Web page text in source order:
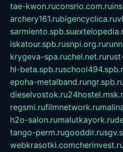
tae-kwon.ruconsrio.com.ru
archery161.rubigencyclica.ru
sarmiento.spb.su
iskatour.spb.rusnpi.org.ru
krygeva-spa.ruchel.net.ru
hl-beta.spb.ru
epoha-metalband.ru
dieselvostok.ru
regsmi.rufilmnetwork.ru
h2o-salon.rumalutkayork.ru
tango-perm.rugooddir.ru
webkrasotki.comcherinvest.ru